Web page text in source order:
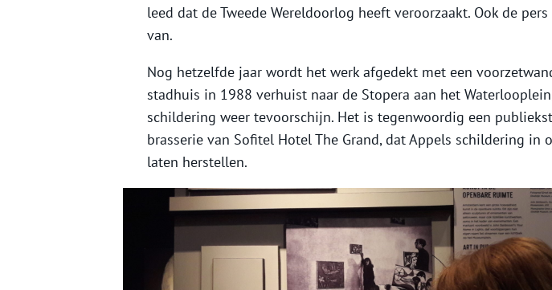
leed dat de Tweede Wereldoorlog heeft veroorzaakt. Ook de
van.
Nog hetzelfde jaar wordt het werk afgedekt met een
stadhuis in 1988 verhuist naar de Stopera aan het
schildering weer tevoorschijn. Het is tegenwoordig een
brasserie van Sofitel Hotel The Grand, dat Appels schildering in
laten herstellen.